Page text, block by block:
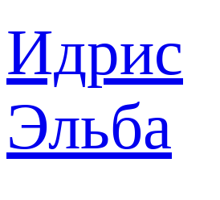
Идрис
Эльба